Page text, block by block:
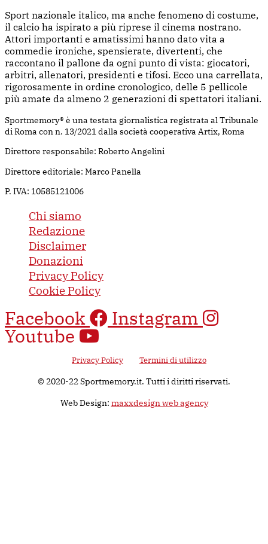
Sport nazionale italico, ma anche fenomeno di costume,
il calcio ha ispirato a più riprese il cinema nostrano.
Attori importanti e amatissimi hanno dato vita a
commedie ironiche, spensierate, divertenti, che
raccontano il pallone da ogni punto di vista: giocatori,
arbitri, allenatori, presidenti e tifosi. Ecco una carrellata,
rigorosamente in ordine cronologico, delle 5 pellicole
più amate da almeno 2 generazioni di spettatori italiani.
Sportmemory® è una testata giornalistica registrata al Tribunale
di Roma con n. 13/2021 dalla società cooperativa Artix, Roma
Direttore responsabile: Roberto Angelini
Direttore editoriale: Marco Panella
P. IVA: 10585121006
Chi siamo
Redazione
Disclaimer
Donazioni
Privacy Policy
Cookie Policy
Facebook Instagram
Youtube
Privacy Policy Termini di utilizzo
© 2020-22 Sportmemory.it. Tutti i diritti riservati.
Web Design: maxxdesign web agency